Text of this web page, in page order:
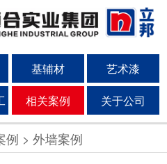
基辅材 艺术漆
相关案例 关于公司
例 > 外墙案例